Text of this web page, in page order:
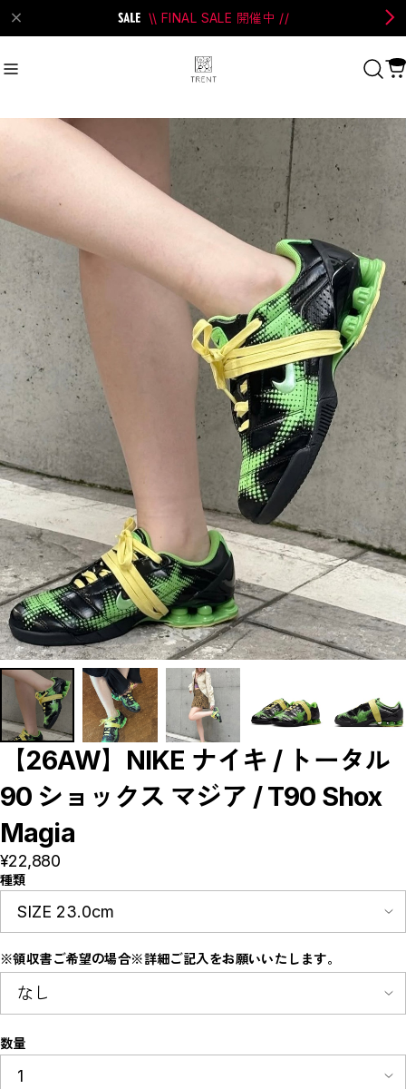
\\ FINAL SALE 開催中 //
#Perks And Mini
Recommend おすすめキーワード
#SALE
#POOLDE
#Andersson Bell
#Perks And Mini
#PRANK PROJECT
Category 商品カテゴリ
SALE / セール
LADIES
MENS
New Arrival
【LADIES】BRAND LIST
B
D
E
H
I
J
K
L
M
N
O
P
R
S
T
U
Y
【MEN'S】BRAND LIST
A
C
D
F
M
P
R
S
T
Y
【LADIES】ITEM LIST
OUTER / コート,ブルゾン,ジャケット
TOPS / カットソー,ブラウス,ニット
BAG / バッグ
【26AW】NIKE ナイキ / トータル
90 ショックス マジア / T90 Shox
Magia
¥22,880
種類
※領収書ご希望の場合※詳細ご記入をお願いいたします。
数量